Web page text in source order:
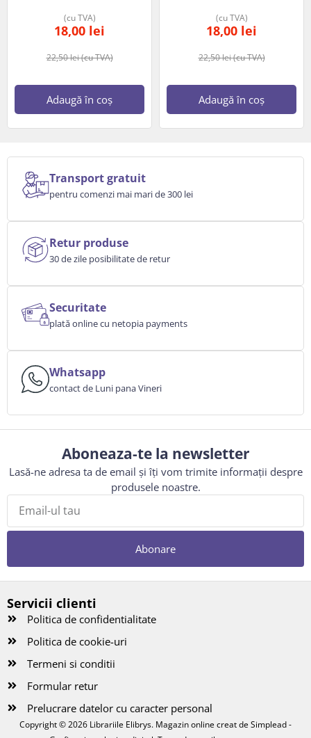
22,50lei(cu TVA)
18,00 lei
(cu TVA)
Adaugă în coș
22,50lei(cu TVA)
18,00 lei
(cu TVA)
Adaugă în coș
Transport gratuit
pentru comenzi mai mari de 300 lei
Retur produse
30 de zile posibilitate de retur
Securitate
plată online cu netopia payments
Whatsapp
contact de Luni pana Vineri
Aboneaza-te la newsletter
Lasă-ne adresa ta de email și îți vom trimite informații despre
produsele noastre.
Abonare
Servicii clienti
Politica de confidentialitate
Politica de cookie-uri
Termeni si conditii
Formular retur
Prelucrare datelor cu caracter personal
Copyright © 2026 Librariile Elibrys. Magazin online creat de Simplead -